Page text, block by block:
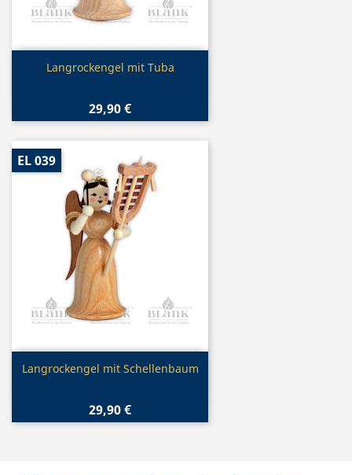
Vorschau
Langrockengel mit Tuba
29,90 €
Vorschau
Langrockengel mit Schellenbaum
29,90 €
EL 039